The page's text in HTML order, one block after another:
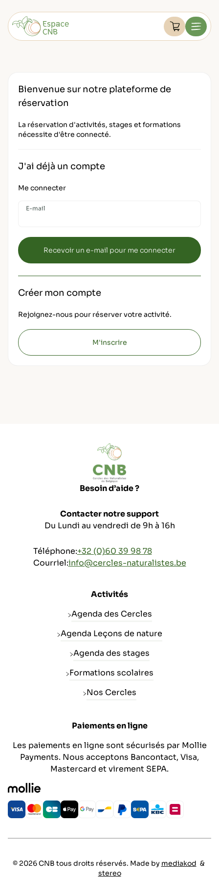
contenu
Retourner à l'accueil
Devenir membre
FAQ
Voir leMenu
Bienvenue sur notre plateforme de
réservation
La réservation d'activités, stages et formations
nécessite d'être connecté.
J'ai déjà un compte
Me connecter
E-mail
Créer mon compte
Rejoignez-nous pour réserver votre activité.
M'inscrire
Besoin d’aide ?
Contacter notre support
Du Lundi au vendredi de 9h à 16h
Téléphone:+32 (0)60 39 98 78
Courriel:info@cercles-naturalistes.be
Activités
Agenda des Cercles
Agenda Leçons de nature
Agenda des stages
Formations scolaires
Nos Cercles
Paiements en ligne
Les paiements en ligne sont sécurisés par Mollie
Payments. Nous acceptons Bancontact, Visa,
Mastercard et virement SEPA.
© 2026 CNB tous droits réservés. Made by mediakod &
stereo